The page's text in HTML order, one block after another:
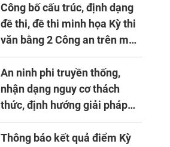
CSND năm học 2026 - 2027
Công bố cấu trúc, định dạng
đề thi, đề thi minh họa Kỳ thi
văn bằng 2 Công an trên máy
tính
An ninh phi truyền thống,
nhận dạng nguy cơ thách
thức, định hướng giải pháp
đảm bảo an ninh quốc gia
trong tình hình hiện nay
Thông báo kết quả điểm Kỳ